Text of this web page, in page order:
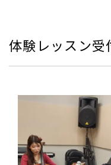
体験レッスン受